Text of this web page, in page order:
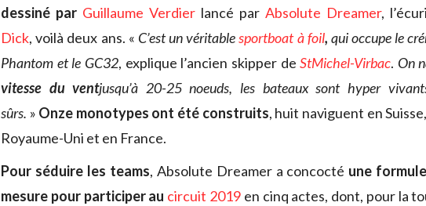
dessiné par Guillaume Verdier lancé par Absolute Dreamer,
Dick, voilà deux ans. « C’est un véritablesportboat à foil, qui occupe le
Phantom et le GC32, explique l’ancien skipper deStMichel-Virbac. On
vitesse du ventjusqu’à 20-25 noeuds, les bateaux sont hyper
sûrs. » Onze monotypes ont été construits, huit naviguent en
Royaume-Uni et en France.
Pour séduire les teams, Absolute Dreamer a concocté une
mesure pour participer au circuit 2019en cinq actes, dont, pour la